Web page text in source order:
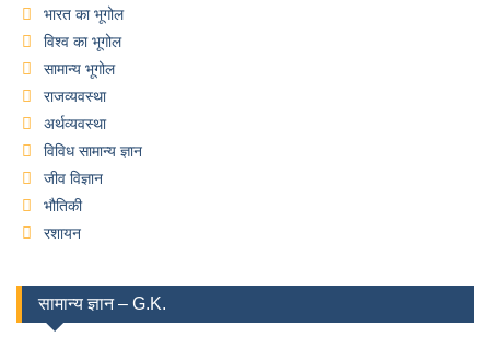
भारत का भूगोल
विश्व का भूगोल
सामान्य भूगोल
राजव्यवस्था
अर्थव्यवस्था
विविध सामान्य ज्ञान
जीव विज्ञान
भौतिकी
रशायन
सामान्य ज्ञान – G.K.